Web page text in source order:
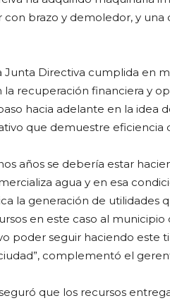
brazo y demoledor, y
Directiva cumplida en
recuperación financiera y
hacia adelante en la idea
que demuestre eficiencia
años se debería estar
agua y en esa
la generación de utilidades
en este caso al municipio
poder seguir haciendo este
complementó el
que los recursos